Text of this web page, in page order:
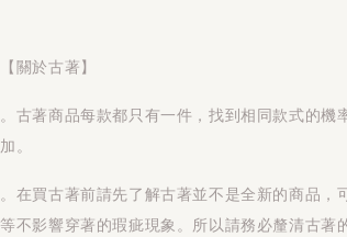
【關於古著】
。古著商品每款都只有一件，找到相同款式的機
加。
。在買古著前請先了解古著並不是全新的商品，
等不影響穿著的瑕疵現象。所以請務必釐清古著